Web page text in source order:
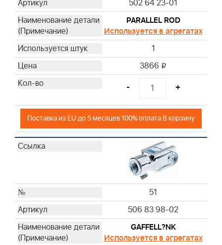
502 64 23-01
PARALLEL ROD
Используется в агрегатах
1
3866 i
- +
Поставка из EU до 5 месяцев 100% оплата В корзину
51
506 83 98-02
GAFFELL?NK
Используется в агрегатах